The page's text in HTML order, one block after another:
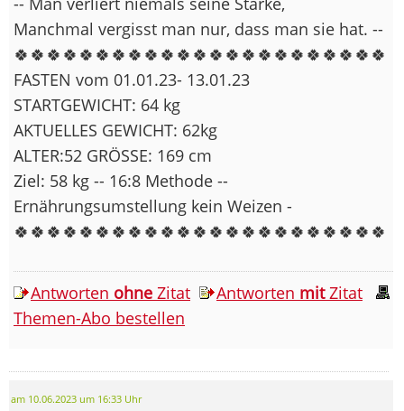
Manchmal vergisst man nur, dass man sie hat. --
🍀🍀🍀🍀🍀🍀🍀🍀🍀🍀🍀🍀🍀🍀🍀🍀🍀🍀🍀🍀🍀🍀🍀
FASTEN vom 01.01.23- 13.01.23
STARTGEWICHT: 64 kg
AKTUELLES GEWICHT: 62kg
ALTER:52 GRÖSSE: 169 cm
Ziel: 58 kg -- 16:8 Methode --
Ernährungsumstellung kein Weizen -
🍀🍀🍀🍀🍀🍀🍀🍀🍀🍀🍀🍀🍀🍀🍀🍀🍀🍀🍀🍀🍀🍀🍀
Antworten ohne Zitat Antworten mitZitat
Themen-Abo bestellen
am 10.06.2023 um 16:33 Uhr